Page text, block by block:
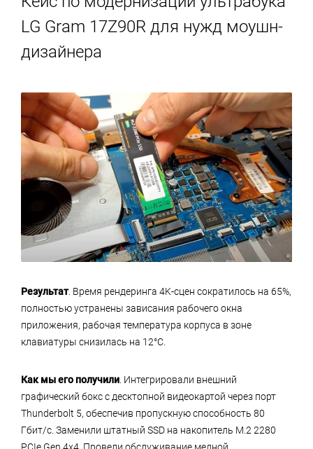
LG Gram 17Z90R для нужд моушн-
дизайнера
Результат. Время рендеринга 4K-сцен сократилось на 65%,
полностью устранены зависания рабочего окна
приложения, рабочая температура корпуса в зоне
клавиатуры снизилась на 12°C.
Как мы его получили . Интегрировали внешний
графический бокс с десктопной видеокартой через порт
Thunderbolt 5, обеспечив пропускную способность 80
Гбит/с. Заменили штатный SSD на накопитель M.2 2280